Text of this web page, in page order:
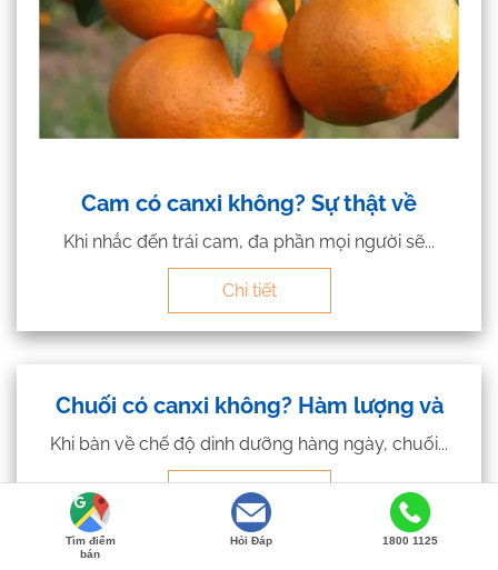
Cam có canxi không? Sự thật về
Khi nhắc đến trái cam, đa phần mọi người sẽ...
Chi tiết
Chuối có canxi không? Hàm lượng và
Khi bàn về chế độ dinh dưỡng hàng ngày, chuối...
Chi tiết
Tìm điểm
bán
Hỏi Đáp 1800 1125